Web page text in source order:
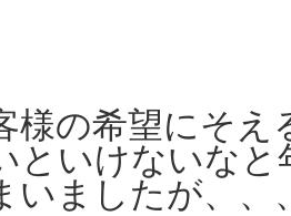
様の希望にそえ
といけないなと
いましたが、、